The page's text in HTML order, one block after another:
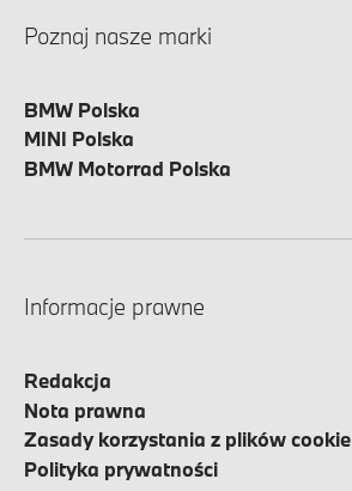
Poznaj nasze marki
BMW Polska
MINI Polska
BMW Motorrad Polska
Informacje prawne
Redakcja
Nota prawna
Zasady korzystania z plików cookie
Polityka prywatności